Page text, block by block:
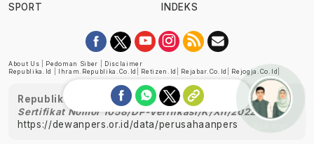
SPORT
INDEKS
About Us Pedoman Siber
Disclaimer
Republika.id
Ihram.republika.co.id Retizen.id Rejabar.co.id Rejogja.co.id
Republika telah diverifikasi oleh Dewan Pers
Sertifikat Nomor 1058/DP-Verifikasi/K/XII/2022
https://dewanpers.or.id/data/perusahaanpers